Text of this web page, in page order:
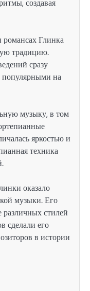
создавая
Глинка
традицию.
сразу
популярными на
музыку, в том
яркостью и
техника
оказало
музыки. Его
стилей
сделали его
в истории